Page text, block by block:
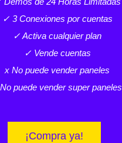
✓ 3 Conexiones por cuentas
✓ Activa cualquier plan
✓ Vende cuentas
x No puede vender paneles
puede vender super paneles
¡Compra ya!